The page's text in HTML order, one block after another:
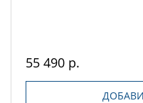
55 490 р.